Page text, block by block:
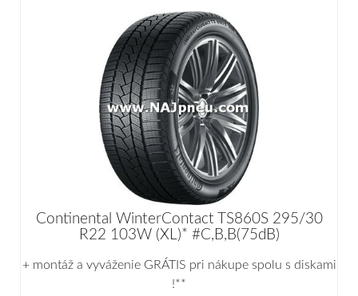
Continental WinterContact TS860S 295/30
R22 103W (XL)* #C,B,B(75dB)
+ montáž a vyváženie GRÁTIS pri nákupe spolu s diskami
!**